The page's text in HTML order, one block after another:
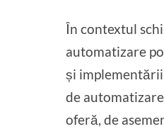
În contextul
automatizare
și
de
oferă, de